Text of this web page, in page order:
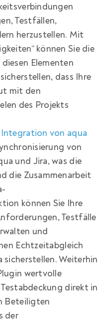
Testfällen,
herzustellen. Mit
können Sie die
Elementen
dass Ihre
mit den
des Projekts
Integration von aqua
von
und Jira, was die
die Zusammenarbeit
können Sie Ihre
Testfälle
und
Echtzeitabgleich
sicherstellen. Weiterhin
wertvolle
direkt in
Beteiligten
der